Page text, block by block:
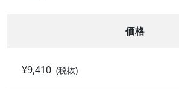
価格
¥9,410 (税抜)